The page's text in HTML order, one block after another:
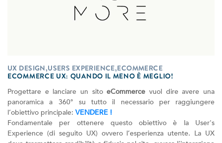
UX DESIGN,USERS EXPERIENCE,ECOMMERCE
ECOMMERCE UX: QUANDO IL MENO È MEGLIO!
Progettare e lanciare un sitoeCommerce vuol dire avere una
panoramica a 360° su tutto il necessario per raggiungere
l’obiettivo principale: VENDERE !
Fondamentale per ottenere questo obiettivo è la User's
Experience (di seguito UX) ovvero l’esperienza utente. La UX